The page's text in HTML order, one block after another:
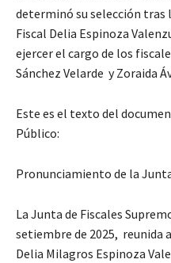
determinó su selección tras
Fiscal Delia Espinoza
ejercer el cargo de los
Sánchez Velarde y Zoraida
Este es el texto del
Público:
Pronunciamiento de la
La Junta de Fiscales
setiembre de 2025, reunida
Delia Milagros Espinoza